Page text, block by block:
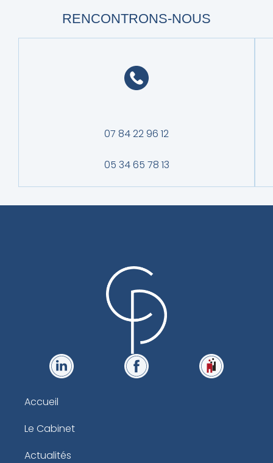
RENCONTRONS-NOUS
07 84 22 96 12
05 34 65 78 13
Accueil
Le Cabinet
Actualités